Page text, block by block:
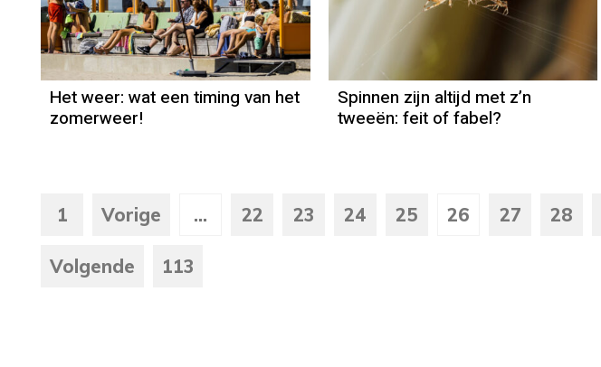
Het weer
Jordi Bloem
Het weer: wat een timing van het
zomerweer!
Spinnen zijn altijd met z’n
tweeën: feit of fabel?
1 Vorige ... 22 23 24 25 26 27 28
Volgende 113